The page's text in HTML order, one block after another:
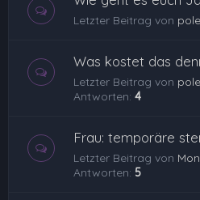
Letzter Beitrag von
Was kostet das
Letzter Beitrag von
Antworten: 4
Frau: temporäre
Letzter Beitrag von
Antworten: 5